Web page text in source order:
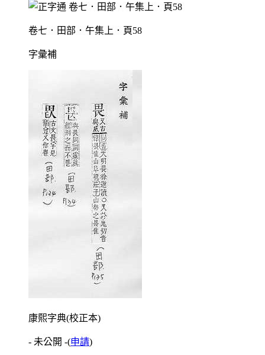
卷七．田部．午集上．頁58
字彙補
康熙字典(校正本)
- 未公開 -(申請)